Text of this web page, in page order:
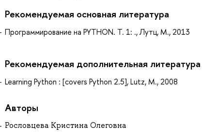
Рекомендуемая основная литература
Программирование на PYTHON. Т. 1: ., Лутц, М., 2013
Рекомендуемая дополнительная литература
Learning Python : [covers Python 2.5], Lutz, M., 2008
Авторы
Рословцева Кристина Олеговна